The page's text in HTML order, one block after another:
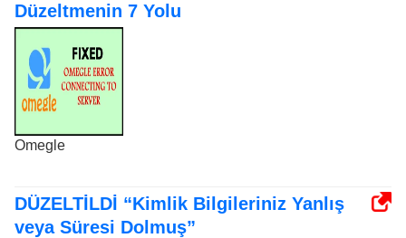
Düzeltmenin 7 Yolu
Omegle
DÜZELTİLDİ “Kimlik Bilgileriniz Yanlış
veya Süresi Dolmuş”